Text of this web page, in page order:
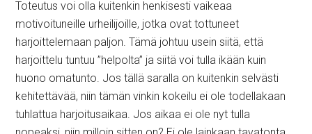
Toteutus voi olla kuitenkin henkisesti vaikeaa
motivoituneille urheilijoille, jotka ovat tottuneet
harjoittelemaan paljon. Tämä johtuu usein siitä, että
harjoittelu tuntuu ”helpolta” ja siitä voi tulla ikään kuin
huono omatunto. Jos tällä saralla on kuitenkin selvästi
kehitettävää, niin tämän vinkin kokeilu ei ole todellakaan
tuhlattua harjoitusaikaa. Jos aikaa ei ole nyt tulla